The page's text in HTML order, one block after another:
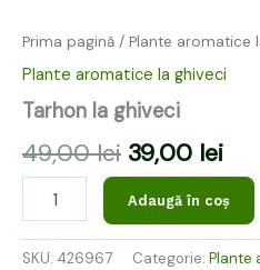
Prima pagină / Plante aromatice
Plante aromatice la ghiveci
Tarhon la ghiveci
49,00lei 39,00 lei
Adaugă în coș
SKU: 426967 Categorie: Plante